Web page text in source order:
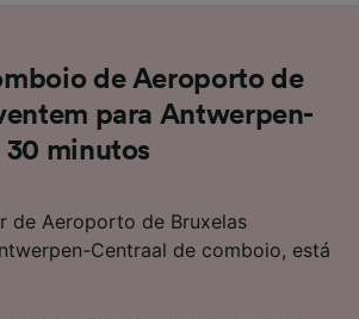
de Aeroporto de
para Antwerpen-
30 minutos
de Aeroporto de Bruxelas
Centraal de comboio, está